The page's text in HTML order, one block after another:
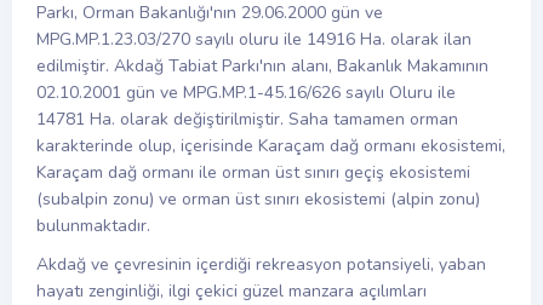
Parkı, Orman Bakanlığı'nın 29.06.2000 gün ve
MPG.MP.1.23.03/270 sayılı oluru ile 14916 Ha. olarak ilan
edilmiştir. Akdağ Tabiat Parkı'nın alanı, Bakanlık Makamının
02.10.2001 gün ve MPG.MP.1-45.16/626 sayılı Oluru ile
14781 Ha. olarak değiştirilmiştir. Saha tamamen orman
karakterinde olup, içerisinde Karaçam dağ ormanı ekosistemi,
Karaçam dağ ormanı ile orman üst sınırı geçiş ekosistemi
(subalpin zonu) ve orman üst sınırı ekosistemi (alpin zonu)
bulunmaktadır.
Akdağ ve çevresinin içerdiği rekreasyon potansiyeli, yaban
hayatı zenginliği, ilgi çekici güzel manzara açılımları